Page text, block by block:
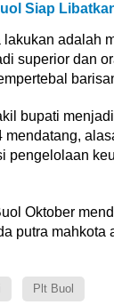
Siap
lakukan adalah
superior dan
bupati
pengelolaan
Oktober
putra
Plt Buol